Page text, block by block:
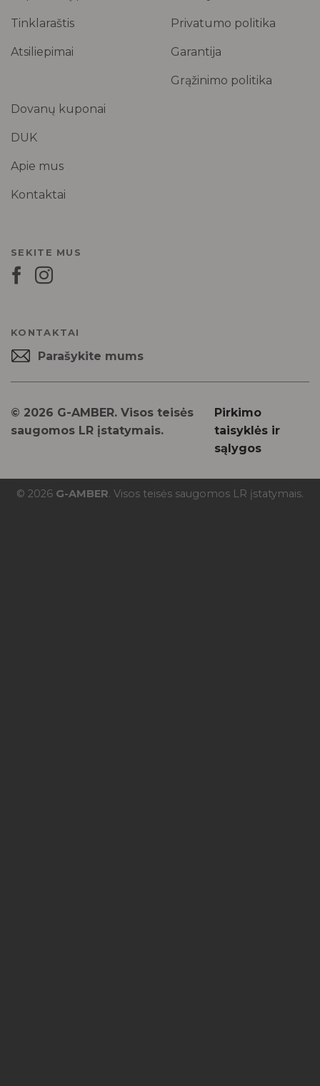
Tinklaraštis
Atsiliepimai
Privatumo politika
Garantija
Grąžinimo politika
Dovanų kuponai
DUK
Apie mus
Kontaktai
SEKITE MUS
KONTAKTAI
Parašykite mums
© 2026 G-AMBER. Visos teisės
saugomos LR įstatymais.
Pirkimo
taisyklės ir
sąlygos
© 2026 G-AMBER. Visos teisės saugomos LR įstatymais.